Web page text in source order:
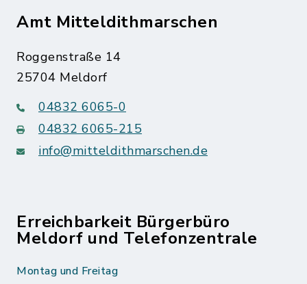
Amt Mitteldithmarschen
Roggenstraße 14
25704 Meldorf
04832 6065-0
04832 6065-215
info@mitteldithmarschen.de
Erreichbarkeit Bürgerbüro
Meldorf und Telefonzentrale
Montag und Freitag